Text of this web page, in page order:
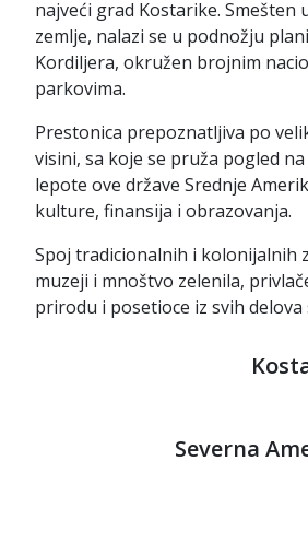
najveći grad Kostarike. Smešten
zemlje, nalazi se u podnožju
Kordiljera, okružen brojnim
parkovima.
Prestonica prepoznatljiva po
visini, sa koje se pruža pogled
lepote ove države Srednje
kulture, finansija i obrazovanja.
Spoj tradicionalnih i kolonijalnih
muzeji i mnoštvo zelenila,
prirodu i posetioce iz svih delova
Severna